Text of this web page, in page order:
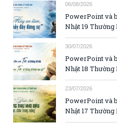
06/08/2026
PowerPoint và
Nhật 19
30/07/2026
PowerPoint và
Nhật 18
23/07/2026
PowerPoint và
Nhật 17